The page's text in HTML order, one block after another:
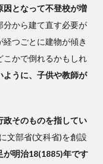
因となって不登校が増
分から建て直す必要が
つごとに建物が傾き
こかで倒れるかもしれ
ように、子供や教師が
政そのものを指してい
文部省(文科省)を創設
が明治18(1885)年です